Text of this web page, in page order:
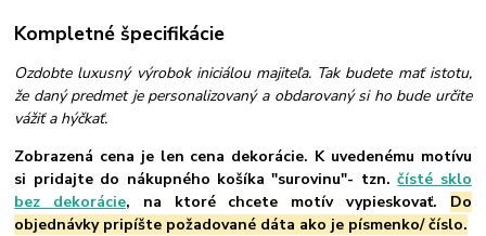
Kompletné špecifikácie
Ozdobte luxusný výrobok iniciálou majiteľa. Tak budete mať istotu,
že daný predmet je personalizovaný a obdarovaný si ho bude určite
vážiť a hýčkať.
Zobrazená cena je len cena dekorácie. K uvedenému motívu
si pridajte do nákupného košíka "surovinu"- tzn.čísté sklo
bez dekorácie, na ktoré chcete motív vypieskovať. Do
objednávky pripíšte požadované dáta ako je písmenko/ číslo.